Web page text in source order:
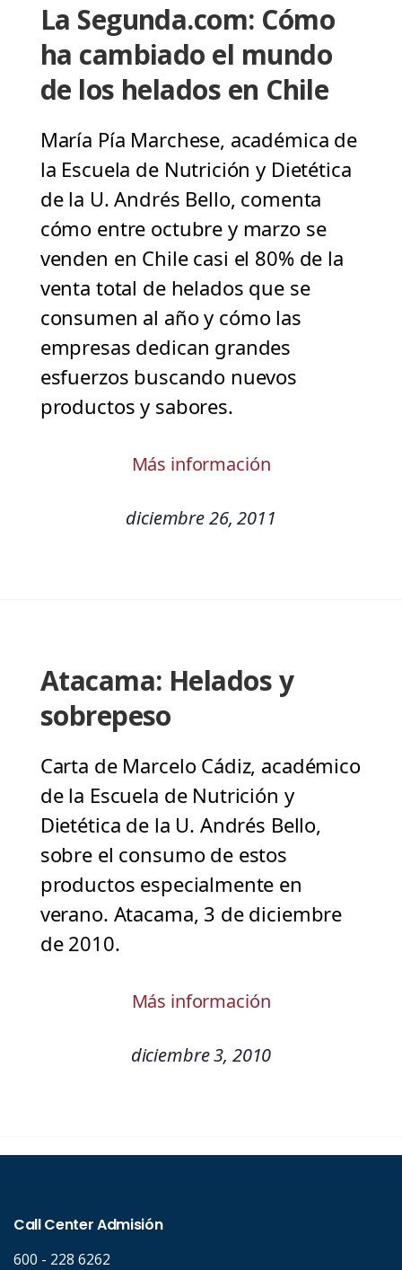
La Segunda.com: Cómo
ha cambiado el mundo
de los helados en Chile
María Pía Marchese, académica de
la Escuela de Nutrición y Dietética
de la U. Andrés Bello, comenta
cómo entre octubre y marzo se
venden en Chile casi el 80% de la
venta total de helados que se
consumen al año y cómo las
empresas dedican grandes
esfuerzos buscando nuevos
productos y sabores.
Más información
diciembre 26, 2011
Atacama: Helados y
sobrepeso
Carta de Marcelo Cádiz, académico
de la Escuela de Nutrición y
Dietética de la U. Andrés Bello,
sobre el consumo de estos
productos especialmente en
verano. Atacama, 3 de diciembre
de 2010.
Más información
diciembre 3, 2010